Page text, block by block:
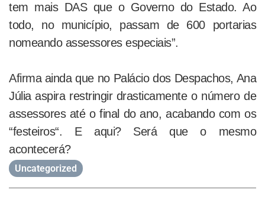
tem mais DAS que o Governo do Estado. Ao
todo, no município, passam de 600 portarias
nomeando assessores especiais”.
Afirma ainda que no Palácio dos Despachos, Ana
Júlia aspira restringir drasticamente o número de
assessores até o final do ano, acabando com os
“festeiros“. E aqui? Será que o mesmo
acontecerá?
Uncategorized